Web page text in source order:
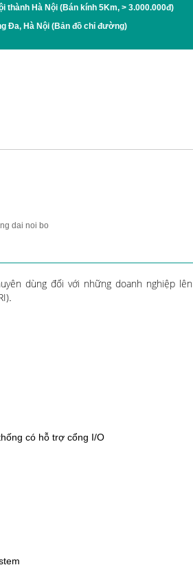
thành Hà Nội (Bán kính 5Km, > 3.000.000đ)
Đa, Hà Nội (Bản đồ chỉ đường)
dai noi bo
dùng đối với những doanh nghiệp lên
có hỗ trợ cổng I/O